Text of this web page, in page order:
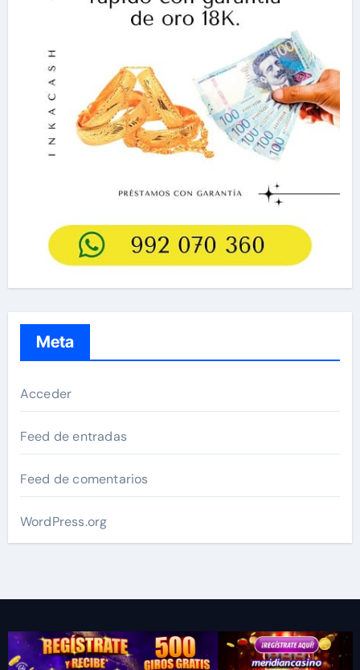
Meta
Acceder
Feed de entradas
Feed de comentarios
WordPress.org